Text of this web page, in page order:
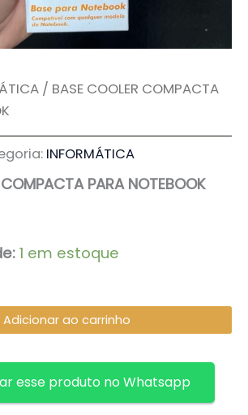
/ BASE COOLER COMPACTA
INFORMÁTICA
PARA NOTEBOOK
1 em estoque
Adicionar ao carrinho
esse produto no Whatsapp